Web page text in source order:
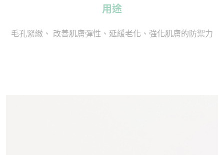
用途
毛孔緊緻、 改善肌膚彈性、延緩老化、強化肌膚的防禦力